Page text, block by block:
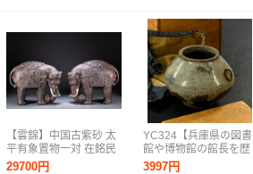
【雲錦】中国古紫砂 太
平有象置物一対 在銘民
国陶塑 清末民国名家造
29700円
YC324【兵庫県の図書
館や博物館の館長を歴
任された歴史研究家遺
3997円